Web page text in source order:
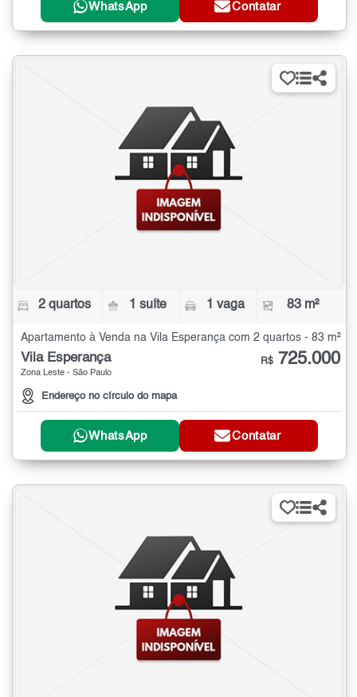
WhatsApp Contatar
2 quartos 1 suíte 1 vaga 83 m²
Apartamento à Venda na Vila Esperança com 2 quartos - 83 m²
Vila Esperança
Zona Leste - São Paulo
Endereço no círculo do mapa
R$ 725.000
WhatsApp Contatar